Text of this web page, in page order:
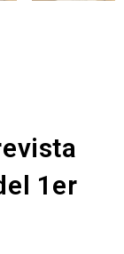
1er